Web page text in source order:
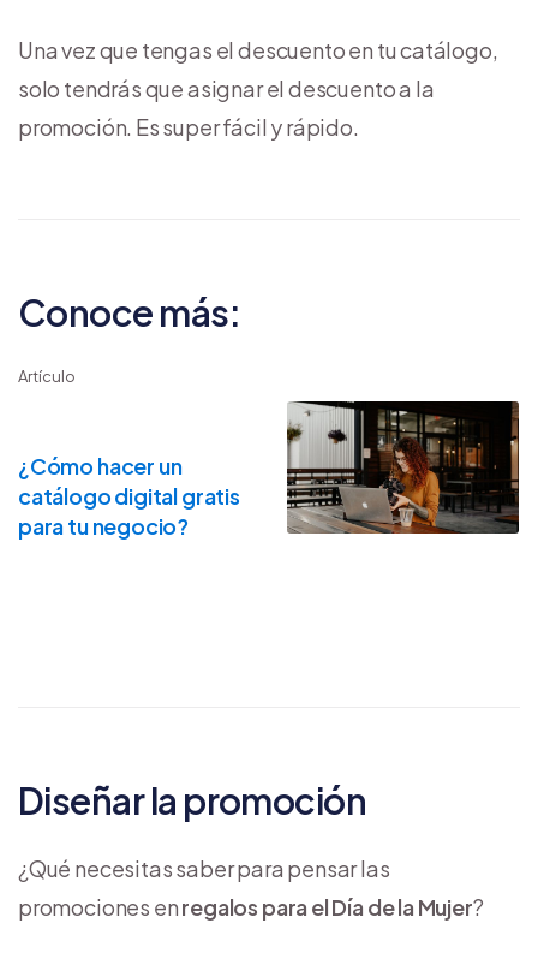
Una vez que tengas el descuento en tu catálogo,
solo tendrás que asignar el descuento a la
promoción. Es super fácil y rápido.
Conoce más:
Artículo
¿Cómo hacer un
catálogo digital gratis
para tu negocio?
Diseñar la promoción
¿Qué necesitas saber para pensar las
promociones enregalos para el Día de la Mujer?